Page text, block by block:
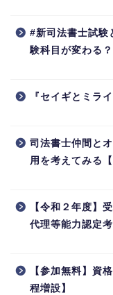
#新司法書士試験
験科目が変わる
『セイギとミラ
司法書士仲間と
用を考えてみる
【令和２年度】
代理等能力認定考
【参加無料】資
程増設】